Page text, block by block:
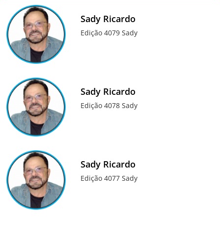
Sady Ricardo
Edição 4079 Sady
Sady Ricardo
Edição 4078 Sady
Sady Ricardo
Edição 4077 Sady